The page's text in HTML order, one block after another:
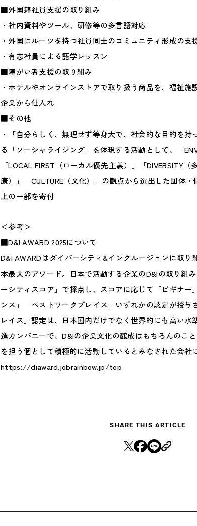
■外国籍社員支援の取り組み
・社内資料やツール、研修等の多言語対応
・外国にルーツを持つ社員同士のコミュニティ形成の支
・有志社員による語学レッスン
■障がい者支援の取り組み
・ホテルやオンラインストアで取り扱う商品を、福祉施
企業から仕入れ
■その他
・「自分らしく、無理せず等身大で、社会的な目的を持
る「ソーシャライジング」を体現する活動として、「
「LOCAL FIRST（ローカル優先主義）」「DIVERSITY
康）」「CULTURE（文化）」の観点から選出した団体
上の一部を寄付
＜参考＞
■D&I AWARD 2025について
D&I AWARDはダイバーシティ&インクルージョンに取り
本最大のアワード。日本で活動する企業のD&Iの取り組
ーシティスコア」で採点し、スコアに応じて「ビギナー
ンス」「ベストワークプレイス」いずれかの認定が授与
レイス」認定は、日本国内だけでなく世界的にも高い水
進カンパニーで、D&Iの企業文化の醸成はもちろんのこ
を担う個として積極的に活動しているとみなされた会社
https://diaward.jobrainbow.jp/top
SHARE THIS ARTICLE